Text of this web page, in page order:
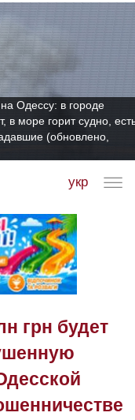
Одессу: в городе
в море горит судно,
(обновлено,
укр
грн будет